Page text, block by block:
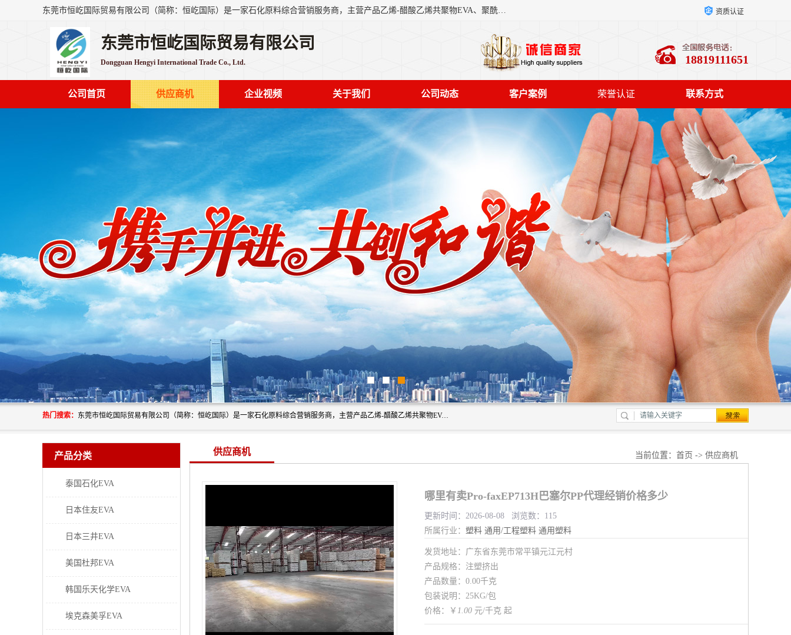
东莞市恒屹国际贸易有限公司（简称：恒屹国际）是一家石化原料综合营销服务商，主营产品乙烯-醋酸乙烯共聚物EVA、聚酰胺PA（尼龙）、醚酯型热塑弹性体TPEE等，公司秉承以市场为导向的战略思想，致力于大宗石化原料在中国市场的营销服务业务，为客户提供一站式的全面服务。 资质认证
东莞市恒屹国际贸易有限公司
Dongguan Hengyi International Trade Co., Ltd. 18819111651
公司首页 供应商机 企业视频 关于我们 公司动态 客户案例 荣誉认证 联系方式
热门搜索： 东莞市恒屹国际贸易有限公司（简称：恒屹国际）是一家石化原料综合营销服务商，主营产品乙烯-醋酸乙烯共聚物EVA、聚酰胺PA（尼龙）、醚酯型热塑弹性体TPEE等，公司秉承以市场为导向的战略思想，致力于大宗石化原料在中国市场的营销服务业务，为客户提供一站式的全面服务。
产品分类
泰国石化EVA
日本住友EVA
日本三井EVA
美国杜邦EVA
韩国乐天化学EVA
埃克森美孚EVA
供应商机 当前位置： 首页 -> 供应商机
哪里有卖Pro-faxEP713H巴塞尔PP代理经销价格多少
更新时间：2026-08-08 浏览数：115
所属行业： 塑料 通用/工程塑料 通用塑料
发货地址：广东省东莞市常平镇元江元村
产品规格：注塑挤出
产品数量：0.00千克
包装说明：25KG/包
价格：￥ 1.00 元/千克 起